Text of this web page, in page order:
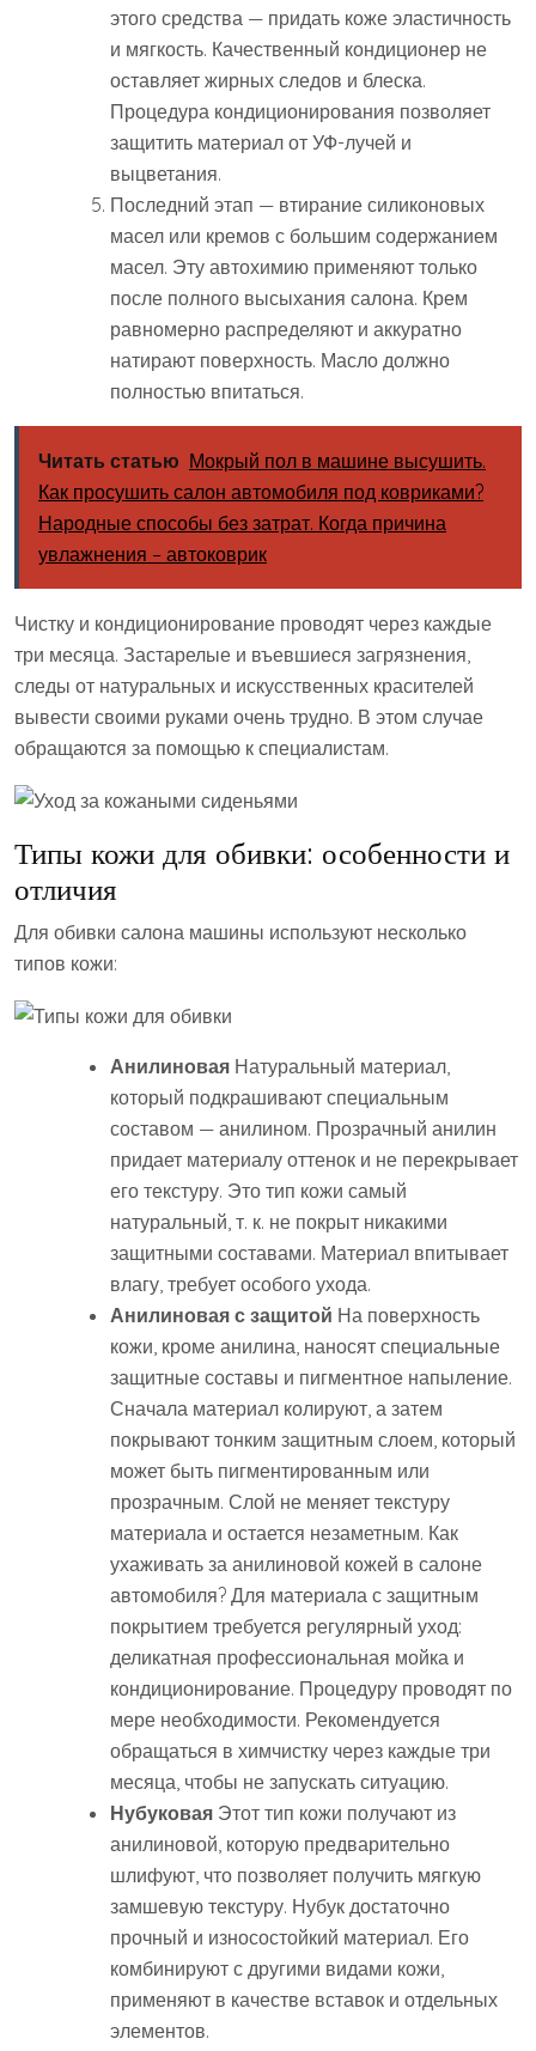
этого средства — придать коже эластичность
и мягкость. Качественный кондиционер не
оставляет жирных следов и блеска.
Процедура кондиционирования позволяет
защитить материал от УФ-лучей и
выцветания.
Последний этап — втирание силиконовых
масел или кремов с большим содержанием
масел. Эту автохимию применяют только
после полного высыхания салона. Крем
равномерно распределяют и аккуратно
натирают поверхность. Масло должно
полностью впитаться.
Читать статью Мокрый пол в машине высушить.
Как просушить салон автомобиля под ковриками?
Народные способы без затрат. Когда причина
увлажнения – автоковрик
Чистку и кондиционирование проводят через каждые
три месяца. Застарелые и въевшиеся загрязнения,
следы от натуральных и искусственных красителей
вывести своими руками очень трудно. В этом случае
обращаются за помощью к специалистам.
Типы кожи для обивки: особенности и
отличия
Для обивки салона машины используют несколько
типов кожи:
Анилиновая Натуральный материал,
который подкрашивают специальным
составом — анилином. Прозрачный анилин
придает материалу оттенок и не перекрывает
его текстуру. Это тип кожи самый
натуральный, т. к. не покрыт никакими
защитными составами. Материал впитывает
влагу, требует особого ухода.
Анилиновая с защитой На поверхность
кожи, кроме анилина, наносят специальные
защитные составы и пигментное напыление.
Сначала материал колируют, а затем
покрывают тонким защитным слоем, который
может быть пигментированным или
прозрачным. Слой не меняет текстуру
материала и остается незаметным. Как
ухаживать за анилиновой кожей в салоне
автомобиля? Для материала с защитным
покрытием требуется регулярный уход:
деликатная профессиональная мойка и
кондиционирование. Процедуру проводят по
мере необходимости. Рекомендуется
обращаться в химчистку через каждые три
месяца, чтобы не запускать ситуацию.
Нубуковая Этот тип кожи получают из
анилиновой, которую предварительно
шлифуют, что позволяет получить мягкую
замшевую текстуру. Нубук достаточно
прочный и износостойкий материал. Его
комбинируют с другими видами кожи,
применяют в качестве вставок и отдельных
элементов.